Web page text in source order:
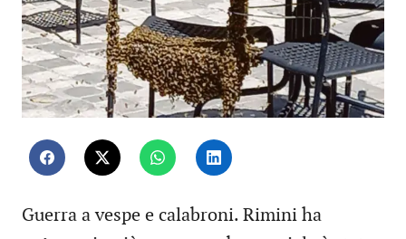
Guerra a vespe e calabroni. Rimini ha